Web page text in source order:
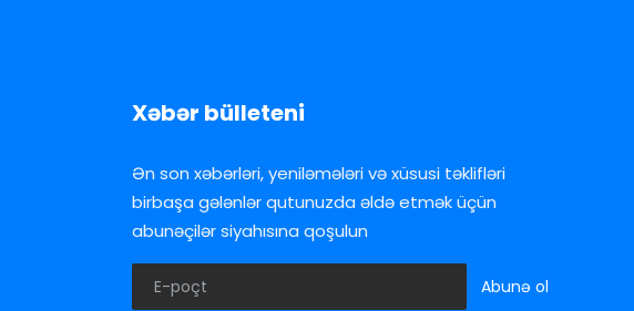
Xəbər bülleteni
Ən son xəbərləri, yeniləmələri və xüsusi təklifləri
birbaşa gələnlər qutunuzda əldə etmək üçün
abunəçilər siyahısına qoşulun
Abunə ol